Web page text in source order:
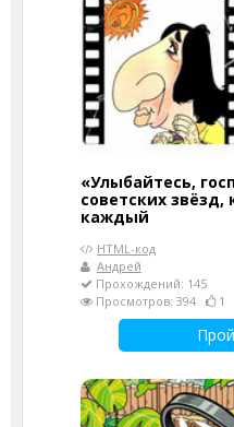
«Улыбайтесь,
советских звёзд,
каждый
HTML-код
Андрей
Прохождений: 145
Просмотров: 394
1